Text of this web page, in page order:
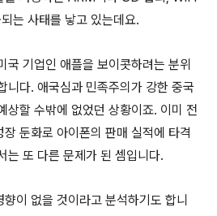
는 사태를 낳고 있는데요.
국 기업인 애플을 보이콧하려는 분위
니다. 애국심과 민족주의가 강한 중국
상할 수밖에 없었던 상황이죠. 이미 전
둔화로 아이폰의 판매 실적에 타격
는 또 다른 문제가 된 셈입니다.
이 없을 것이라고 분석하기도 합니